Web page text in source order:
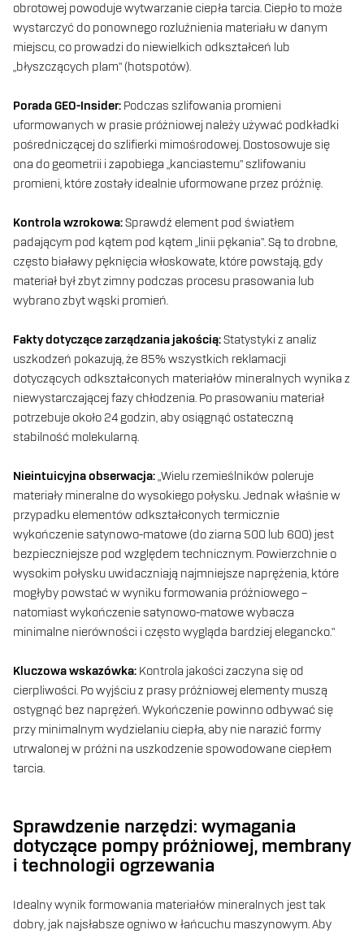
obrotowej powoduje wytwarzanie ciepła tarcia. Ciepło to może
wystarczyć do ponownego rozluźnienia materiału w danym
miejscu, co prowadzi do niewielkich odkształceń lub
„błyszczących plam” (hotspotów).
Porada GEO-Insider: Podczas szlifowania promieni
uformowanych w prasie próżniowej należy używać podkładki
pośredniczącej do szlifierki mimośrodowej. Dostosowuje się
ona do geometrii i zapobiega „kanciastemu” szlifowaniu
promieni, które zostały idealnie uformowane przez próżnię.
Kontrola wzrokowa:Sprawdź element pod światłem
padającym pod kątem pod kątem „linii pękania”. Są to drobne,
często białawy pęknięcia włoskowate, które powstają, gdy
materiał był zbyt zimny podczas procesu prasowania lub
wybrano zbyt wąski promień.
Fakty dotyczące zarządzania jakością:Statystyki z analiz
uszkodzeń pokazują, że 85% wszystkich reklamacji
dotyczących odkształconych materiałów mineralnych wynika z
niewystarczającej fazy chłodzenia. Po prasowaniu materiał
potrzebuje około 24 godzin, aby osiągnąć ostateczną
stabilność molekularną.
Nieintuicyjna obserwacja:„Wielu rzemieślników poleruje
materiały mineralne do wysokiego połysku. Jednak właśnie w
przypadku elementów odkształconych termicznie
wykończenie satynowo-matowe (do ziarna 500 lub 600) jest
bezpieczniejsze pod względem technicznym. Powierzchnie o
wysokim połysku uwidaczniają najmniejsze naprężenia, które
mogłyby powstać w wyniku formowania próżniowego –
natomiast wykończenie satynowo-matowe wybacza
minimalne nierówności i często wygląda bardziej elegancko.”
Kluczowa wskazówka: Kontrola jakości zaczyna się od
cierpliwości. Po wyjściu z prasy próżniowej elementy muszą
ostygnąć bez naprężeń. Wykończenie powinno odbywać się
przy minimalnym wydzielaniu ciepła, aby nie narazić formy
utrwalonej w próżni na uszkodzenie spowodowane ciepłem
tarcia.
Sprawdzenie narzędzi: wymagania
dotyczące pompy próżniowej, membrany
i technologii ogrzewania
Idealny wynik formowania materiałów mineralnych jest tak
dobry, jak najsłabsze ogniwo w łańcuchu maszynowym. Aby